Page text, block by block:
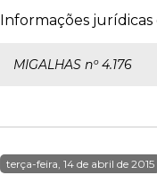
Informações jurídicas
MIGALHAS nº 4.176
terça-feira, 14 de abril de 2015